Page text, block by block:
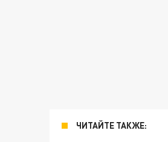
ЧИТАЙТЕ ТАКЖЕ: